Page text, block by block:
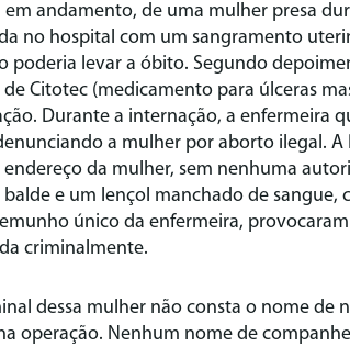
andamento, de uma mulher presa
no hospital com um sangramento
poderia levar a óbito. Segundo
Citotec (medicamento para úlceras
Durante a internação, a enfermeira
a mulher por aborto ilegal. A
da mulher, sem nenhuma
e um lençol manchado de sangue,
único da enfermeira,
criminalmente.
dessa mulher não consta o nome de
operação. Nenhum nome de